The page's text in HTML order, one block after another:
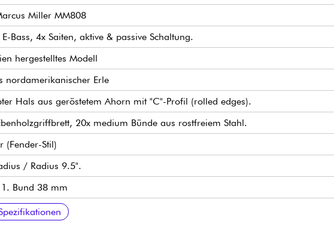
Miller MM808
Bass, 4x Saiten, aktive & passive Schaltung.
hergestelltes Modell
nordamerikanischer Erle
Hals aus geröstetem Ahorn mit "C"-Profil (rolled edges).
20x medium Bünde aus rostfreiem Stahl.
(Fender-Stil)
/ Radius 9.5".
Bund 38 mm
Sire Super-PJ Revolution Pickup-Set
Heritage-3 Preamp, aktiv/passiv schaltbar (18v über 2x 9v-Batterien)
Potentiometer)
Mikrofone(konzentrisches Potentiometer)
(aktive / passive Modi)
Miller Modern-S Bass Steg
Light Weight Open Gear stimmmechaniken.
Korpus Finish